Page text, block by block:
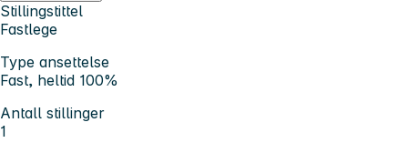
Stillingstittel
Fastlege
Type ansettelse
Fast, heltid 100%
Antall stillinger
1